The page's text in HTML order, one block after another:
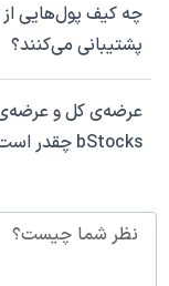
پشتیبانی می‌کنند؟
bStocks چقدر است؟
نظر شما چیست؟